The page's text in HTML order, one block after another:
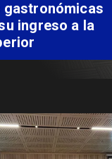
Pehuenche
a Los